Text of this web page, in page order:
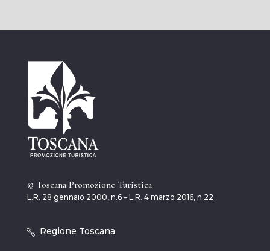
© Toscana Promozione Turistica
L.R. 28 gennaio 2000, n.6 – L.R. 4 marzo 2016, n.22
Regione Toscana